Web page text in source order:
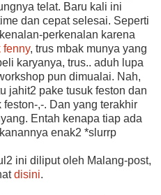
telat. Baru kali ini
dan cepat selesai. Seperti
perkenalan karena
fenny, trus mbak munya yang
karyanya, trus.. aduh lupa
pun dimualai. Nah,
jahit2 pake tusuk feston dan
,-. Dan yang terakhir
Entah kenapa tiap ada
enak2 *slurrp
ini diliput oleh Malang-post,
disini.